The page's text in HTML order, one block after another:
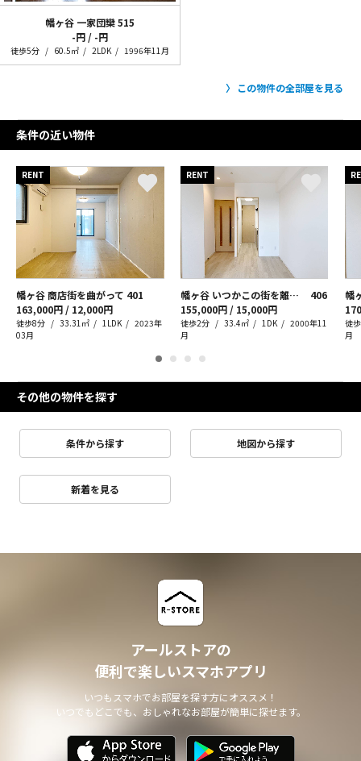
幡ヶ谷 一家団欒515
-円 / -円
徒歩5分 60.5㎡ 2LDK 1996年11月
この物件の全部屋を見る
条件の近い物件
RENT
幡ヶ谷 商店街を曲がって 401
163,000円 / 12,000円
徒歩8分 33.31㎡ 1LDK
2023年
03月
RENT
幡ヶ谷 いつかこの街を離れても
406
155,000円 / 15,000円
徒歩2分 33.4㎡ 1DK
2000年11
月
徒
月
その他の物件を探す
条件から探す 地図から探す
新着を見る
アールストアの
便利で楽しいスマホアプリ
いつもスマホでお部屋を探す方にオススメ！
いつでもどこでも、おしゃれなお部屋が簡単に探せます。